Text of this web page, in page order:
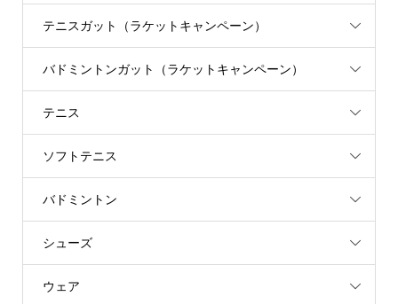
テニスガット（ラケットキャンペーン）
バドミントンガット（ラケットキャンペーン）
テニス
ソフトテニス
バドミントン
シューズ
ウェア